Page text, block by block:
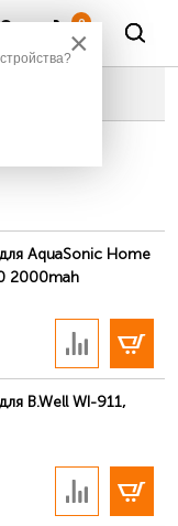
0
AquaSonic Home
2000mah
B.Well WI-911,
×